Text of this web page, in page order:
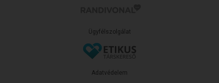
Ügyfélszolgálat
Adatvédelem